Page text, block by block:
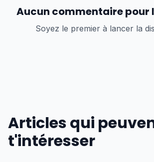
Aucun commentaire pour
Soyez le premier à lancer la
Articles qui
t'intéresser